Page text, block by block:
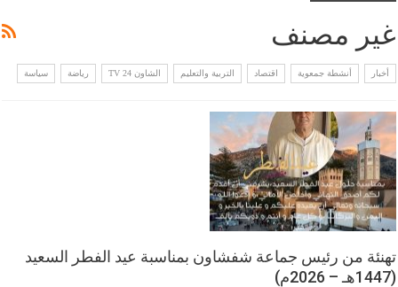
غير مصنف
أخبار أنشطة جمعوية اقتصاد التربية والتعليم الشاون 24 TV رياضة سياسة
تهنئة من رئيس جماعة شفشاون بمناسبة عيد الفطر السعيد
(1447هـ – 2026م)